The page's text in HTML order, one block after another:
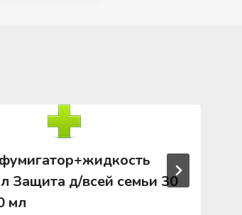
Защита д/всей семьи 30
мл